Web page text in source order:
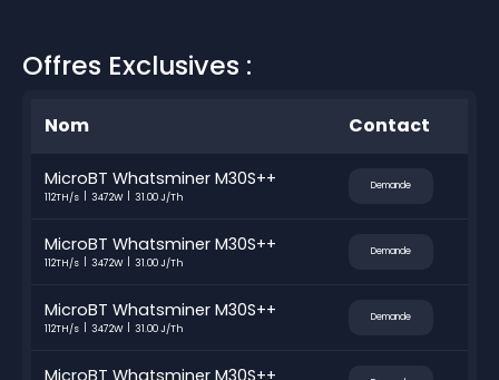
Offres Exclusives :
Nom Contact
MicroBT Whatsminer M30S++
112TH/s 3472W 31.00 J/Th
Demande
MicroBT Whatsminer M30S++
112TH/s 3472W 31.00 J/Th
Demande
MicroBT Whatsminer M30S++
112TH/s 3472W 31.00 J/Th
Demande
MicroBT Whatsminer M30S++